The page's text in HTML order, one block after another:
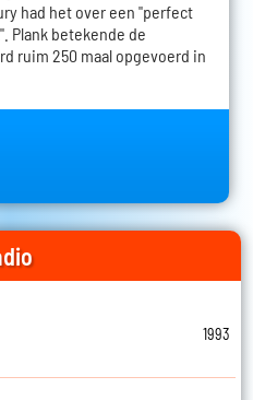
had het over een "perfect
Plank betekende de
ruim 250 maal opgevoerd in
1993